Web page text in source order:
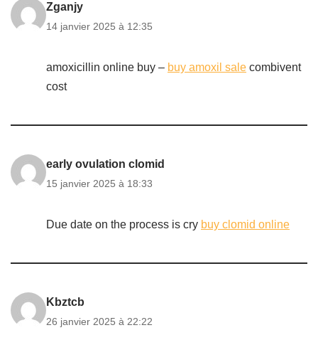
Zganjy
14 janvier 2025 à 12:35
amoxicillin online buy – buy amoxil sale combivent
cost
early ovulation clomid
15 janvier 2025 à 18:33
Due date on the process is cry buy clomid online
Kbztcb
26 janvier 2025 à 22:22